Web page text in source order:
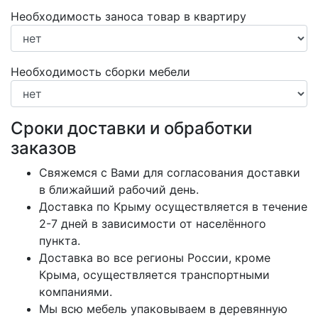
Необходимость заноса товар в квартиру
Необходимость сборки мебели
Сроки доставки и обработки
заказов
Свяжемся с Вами для согласования доставки
в ближайший рабочий день.
Доставка по Крыму осуществляется в течение
2-7 дней в зависимости от населённого
пункта.
Доставка во все регионы России, кроме
Крыма, осуществляется транспортными
компаниями.
Мы всю мебель упаковываем в деревянную